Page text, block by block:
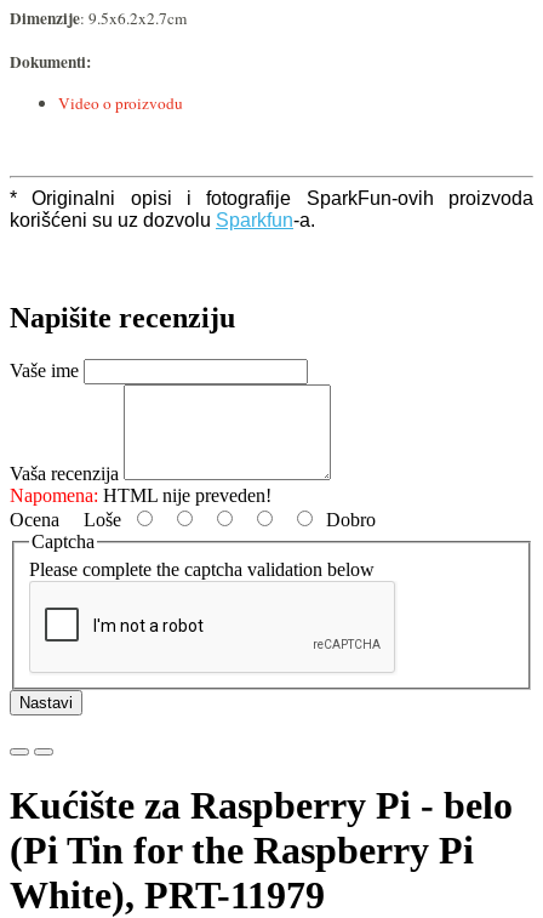
Dimenzije: 9.5x6.2x2.7cm
Dokumenti:
Video o proizvodu
* Originalni opisi i fotografije SparkFun-ovih proizvoda
korišćeni su uz dozvolu Sparkfun-a.
Napišite recenziju
Vaše ime
Vaša recenzija
Napomena: HTML nije preveden!
Ocena Loše
Dobro
Captcha
Please complete the captcha validation below
Nastavi
Kućište za Raspberry Pi - belo
(Pi Tin for the Raspberry Pi
White), PRT-11979